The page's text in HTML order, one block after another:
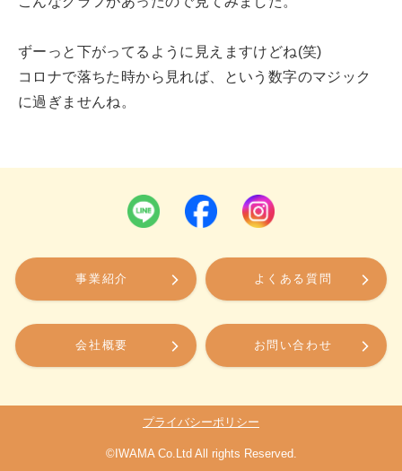
ずーっと下がってるように見えますけどね(笑)
コロナで落ちた時から見れば、という数字のマジック
に過ぎませんね。
事業紹介 よくある質問
会社概要 お問い合わせ
プライバシーポリシー
©IWAMA Co.Ltd All rights Reserved.